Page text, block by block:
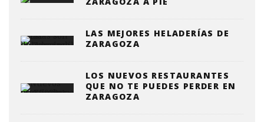
LAS MEJORES HELADERÍAS DE
ZARAGOZA
LOS NUEVOS RESTAURANTES
QUE NO TE PUEDES PERDER EN
ZARAGOZA